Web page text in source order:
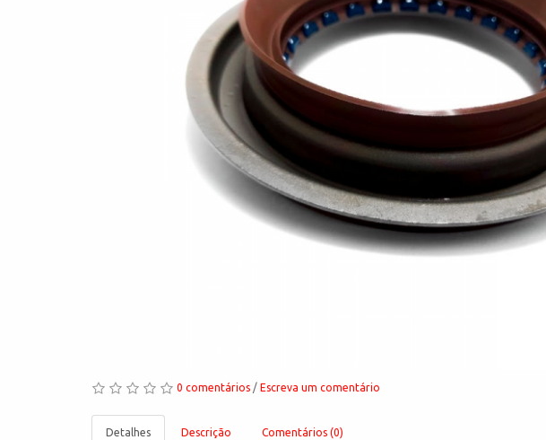
0 comentários / Escreva um comentário
Detalhes Descrição Comentários (0)